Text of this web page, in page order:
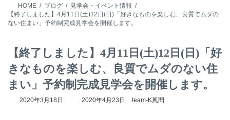
HOME ブログ
見学会・イベント情報
【終了しました】4月11日(土)12日(日)「好きなものを楽しむ、良質でムダの
ない住まい」予約制完成見学会を開催します。
【終了しました】4月11日(土)12日(日)「好
きなものを楽しむ、良質でムダのない住
まい」予約制完成見学会を開催します。
2020年3月18日
最
2020年4月23日 team-K風間